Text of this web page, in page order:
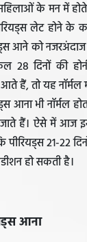
के मन में
लेट होने के
आने को नजरअंदाज
28 दिनों की
हैं, तो यह नॉर्मल
आना भी नॉर्मल
जाते हैं। ऐसे में आज
21-22
हो सकती है।
आना